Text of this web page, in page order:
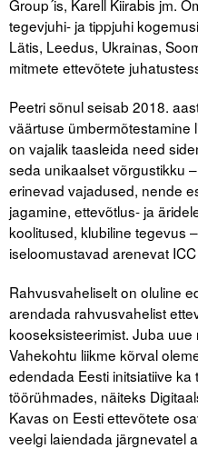
Oskusteave
Incoterms® 2020
Abimaterjalid
Projektid
Group´is, Karell Kiirabis jm.
tegevjuhi- ja tippjuhi
Lätis, Leedus, Ukrainas,
mitmete ettevõtete
Peetri sõnul seisab 2018.
väärtuse ümbermõtestamine
on vajalik taasleida need
seda unikaalset võrgustikku
erinevad vajadused, nende
jagamine, ettevõtlus- ja
koolitused, klubiline tegevus
iseloomustavad arenevat
Rahvusvaheliselt on oluline
arendada rahvusvahelist
kooseksisteerimist. Juba uue
Vahekohtu liikme kõrval
edendada Eesti initsiatiive ka
töörühmades, näiteks
Kavas on Eesti ettevõtete
veelgi laiendada järgnevatel